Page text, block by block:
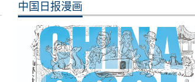
中国日报漫画